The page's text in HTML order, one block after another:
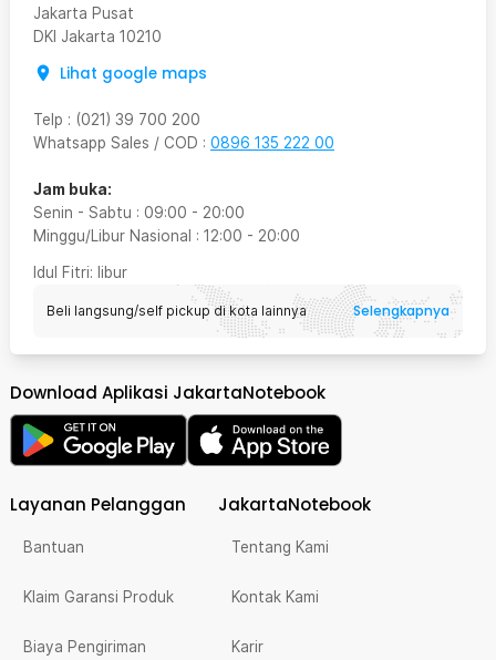
Jakarta Pusat
DKI Jakarta 10210
Lihat google maps
Telp : (021) 39 700 200
Whatsapp Sales / COD : 0896 135 222 00
Jam buka:
Senin - Sabtu : 09:00 - 20:00
Minggu/Libur Nasional : 12:00 - 20:00
Idul Fitri: libur
Beli langsung/self pickup di kota lainnya Selengkapnya
Download Aplikasi JakartaNotebook
Layanan Pelanggan
Bantuan
Klaim Garansi Produk
Biaya Pengiriman
JakartaNotebook
Tentang Kami
Kontak Kami
Karir